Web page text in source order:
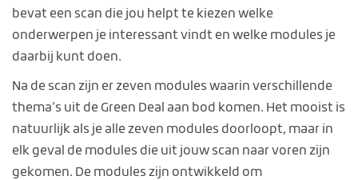
bevat een scan die jou helpt te kiezen welke
onderwerpen je interessant vindt en welke modules je
daarbij kunt doen.
Na de scan zijn er zeven modules waarin verschillende
thema’s uit de Green Deal aan bod komen. Het mooist is
natuurlijk als je alle zeven modules doorloopt, maar in
elk geval de modules die uit jouw scan naar voren zijn
gekomen. De modules zijn ontwikkeld om